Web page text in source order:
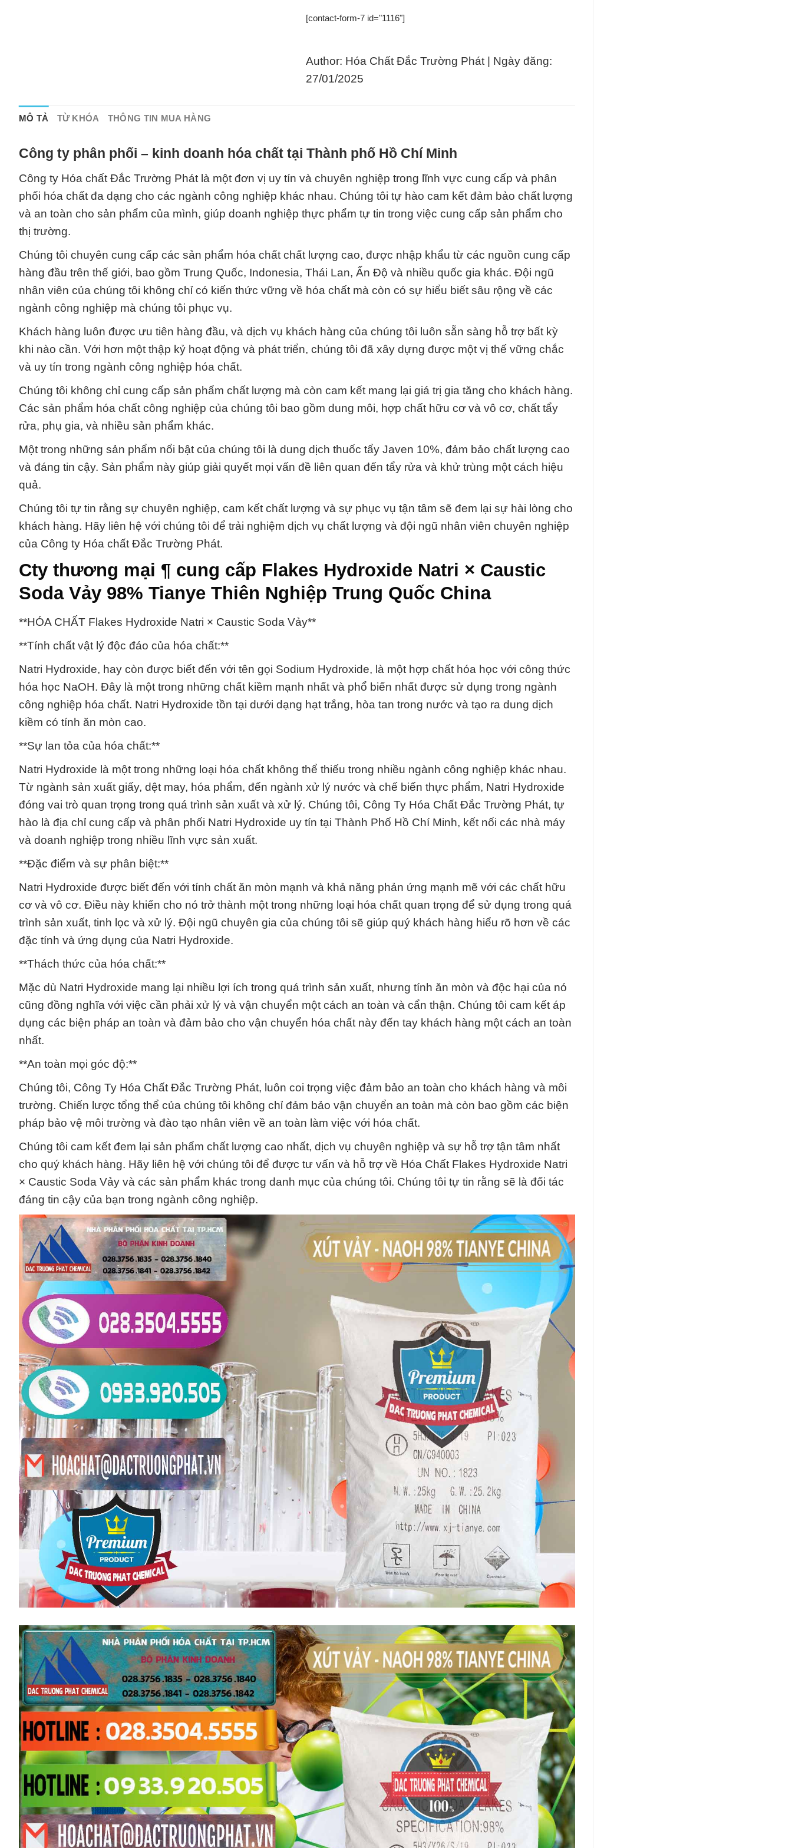
[contact-form-7 id="1116"]
Author: Hóa Chất Đắc Trường Phát | Ngày đăng:
27/01/2025
MÔ TẢ TỪ KHÓA THÔNG TIN MUA HÀNG
Công ty phân phối – kinh doanh hóa chất tại Thành phố Hồ Chí Minh
Công ty Hóa chất Đắc Trường Phát là một đơn vị uy tín và chuyên nghiệp trong lĩnh vực cung cấp và phân
phối hóa chất đa dạng cho các ngành công nghiệp khác nhau. Chúng tôi tự hào cam kết đảm bảo chất lượng
và an toàn cho sản phẩm của mình, giúp doanh nghiệp thực phẩm tự tin trong việc cung cấp sản phẩm cho
thị trường.
Chúng tôi chuyên cung cấp các sản phẩm hóa chất chất lượng cao, được nhập khẩu từ các nguồn cung cấp
hàng đầu trên thế giới, bao gồm Trung Quốc, Indonesia, Thái Lan, Ấn Độ và nhiều quốc gia khác. Đội ngũ
nhân viên của chúng tôi không chỉ có kiến thức vững về hóa chất mà còn có sự hiểu biết sâu rộng về các
ngành công nghiệp mà chúng tôi phục vụ.
Khách hàng luôn được ưu tiên hàng đầu, và dịch vụ khách hàng của chúng tôi luôn sẵn sàng hỗ trợ bất kỳ
khi nào cần. Với hơn một thập kỷ hoạt động và phát triển, chúng tôi đã xây dựng được một vị thế vững chắc
và uy tín trong ngành công nghiệp hóa chất.
Chúng tôi không chỉ cung cấp sản phẩm chất lượng mà còn cam kết mang lại giá trị gia tăng cho khách hàng.
Các sản phẩm hóa chất công nghiệp của chúng tôi bao gồm dung môi, hợp chất hữu cơ và vô cơ, chất tẩy
rửa, phụ gia, và nhiều sản phẩm khác.
Một trong những sản phẩm nổi bật của chúng tôi là dung dịch thuốc tẩy Javen 10%, đảm bảo chất lượng cao
và đáng tin cậy. Sản phẩm này giúp giải quyết mọi vấn đề liên quan đến tẩy rửa và khử trùng một cách hiệu
quả.
Chúng tôi tự tin rằng sự chuyên nghiệp, cam kết chất lượng và sự phục vụ tận tâm sẽ đem lại sự hài lòng cho
khách hàng. Hãy liên hệ với chúng tôi để trải nghiệm dịch vụ chất lượng và đội ngũ nhân viên chuyên nghiệp
của Công ty Hóa chất Đắc Trường Phát.
Cty thương mại ¶ cung cấp Flakes Hydroxide Natri × Caustic
Soda Vảy 98% Tianye Thiên Nghiệp Trung Quốc China
**HÓA CHẤT Flakes Hydroxide Natri × Caustic Soda Vảy**
**Tính chất vật lý độc đáo của hóa chất:**
Natri Hydroxide, hay còn được biết đến với tên gọi Sodium Hydroxide, là một hợp chất hóa học với công thức
hóa học NaOH. Đây là một trong những chất kiềm mạnh nhất và phổ biến nhất được sử dụng trong ngành
công nghiệp hóa chất. Natri Hydroxide tồn tại dưới dạng hạt trắng, hòa tan trong nước và tạo ra dung dịch
kiềm có tính ăn mòn cao.
**Sự lan tỏa của hóa chất:**
Natri Hydroxide là một trong những loại hóa chất không thể thiếu trong nhiều ngành công nghiệp khác nhau.
Từ ngành sản xuất giấy, dệt may, hóa phẩm, đến ngành xử lý nước và chế biến thực phẩm, Natri Hydroxide
đóng vai trò quan trọng trong quá trình sản xuất và xử lý. Chúng tôi, Công Ty Hóa Chất Đắc Trường Phát, tự
hào là địa chỉ cung cấp và phân phối Natri Hydroxide uy tín tại Thành Phố Hồ Chí Minh, kết nối các nhà máy
và doanh nghiệp trong nhiều lĩnh vực sản xuất.
**Đặc điểm và sự phân biệt:**
Natri Hydroxide được biết đến với tính chất ăn mòn mạnh và khả năng phản ứng mạnh mẽ với các chất hữu
cơ và vô cơ. Điều này khiến cho nó trở thành một trong những loại hóa chất quan trọng để sử dụng trong quá
trình sản xuất, tinh lọc và xử lý. Đội ngũ chuyên gia của chúng tôi sẽ giúp quý khách hàng hiểu rõ hơn về các
đặc tính và ứng dụng của Natri Hydroxide.
**Thách thức của hóa chất:**
Mặc dù Natri Hydroxide mang lại nhiều lợi ích trong quá trình sản xuất, nhưng tính ăn mòn và độc hại của nó
cũng đồng nghĩa với việc cần phải xử lý và vận chuyển một cách an toàn và cẩn thận. Chúng tôi cam kết áp
dụng các biện pháp an toàn và đảm bảo cho vận chuyển hóa chất này đến tay khách hàng một cách an toàn
nhất.
**An toàn mọi góc độ:**
Chúng tôi, Công Ty Hóa Chất Đắc Trường Phát, luôn coi trọng việc đảm bảo an toàn cho khách hàng và môi
trường. Chiến lược tổng thể của chúng tôi không chỉ đảm bảo vận chuyển an toàn mà còn bao gồm các biện
pháp bảo vệ môi trường và đào tạo nhân viên về an toàn làm việc với hóa chất.
Chúng tôi cam kết đem lại sản phẩm chất lượng cao nhất, dịch vụ chuyên nghiệp và sự hỗ trợ tận tâm nhất
cho quý khách hàng. Hãy liên hệ với chúng tôi để được tư vấn và hỗ trợ về Hóa Chất Flakes Hydroxide Natri
× Caustic Soda Vảy và các sản phẩm khác trong danh mục của chúng tôi. Chúng tôi tự tin rằng sẽ là đối tác
đáng tin cậy của bạn trong ngành công nghiệp.